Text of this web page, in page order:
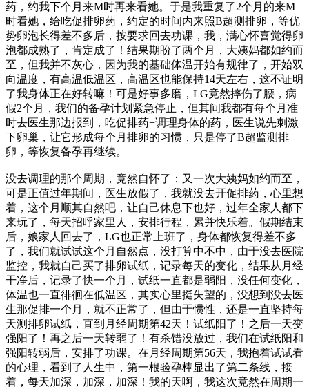
药，约我下个月来M时再来看她。于是我重复了2个月的来M
时看她，给吃促排卵药，约定的时间内来照B超测排卵，等优
势卵泡长得差不多后，按要求回去功课，我，满心怀喜觉得卵
泡都成熟了，肯定成了！结果期盼了两个月，大姨妈都如约而
至，但我并不灰心，因为我的基础体温开始有规律了，开始双
向温度，有高温低温区，高温区也能保持14天左右，这不证明
了我身体正在好转嘛！可是好事多磨，LG竟然摔伤了腰，病
假2个月，我们的备孕计划紧急停止，但其间我都有每个月准
时去医生那边报到，吃促排药+调理身体的药，医生说先刺激
下卵巢，让它形成每个月排卵的习惯，只是停了B超监测排
卵，等恢复备孕再继续。
没去调理的那个周期，竟然自怀了：又一次大姨妈如约而至，
可是正值过年期间，医生放假了，我就没去开促排药，心里想
着，这个月顺其自然吧，让自己休息下也好，过年全家人都下
来玩了，每天招呼家里人，安排行程，累并快乐着。假期结束
后，娘家人回去了，LG也正常上班了，身体都恢复得差不多
了，我们就试试这个月自然点，没打算中不中，由于没去医院
监控，我就自己买了排卵试纸，记录每天的变化，结果从月经
干净后，记录了快一个月，试纸一直都是弱阳，没任何变化，
体温也一直徘徊在低温区，其实心里挺失望的，没想到没去医
生那促排一个月，就不正常了，但由于惯性，还是一直坚持每
天测排卵试纸，直到月经周期第42天！试纸阳了！之后一天变
强阳了！再之后一天转弱了！有杀错没放过，我们在试纸阳和
强阳转弱后，安排了功课。在月经周期第56天，我抱着试试看
的心理，看到了人生中，第一根验孕棒显出了第二条线，接
着，每天加深，加深，加深！我的天啊，我这次竟然在周期一